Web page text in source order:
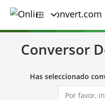
Conversor
Has seleccionado